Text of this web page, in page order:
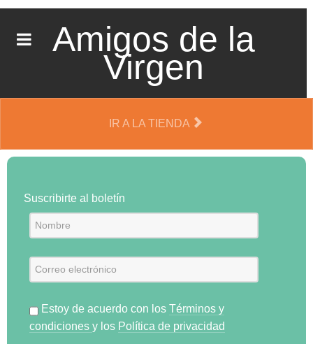
Amigos de la
Virgen
IR A LA TIENDA
Suscribirte al boletín
Estoy de acuerdo con los Términos y
condiciones y los Política de privacidad